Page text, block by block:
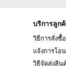
บริการลูก
วิธีการสั่งซื้อ
แจ้งการโอ
วิธีจัดส่งสิน